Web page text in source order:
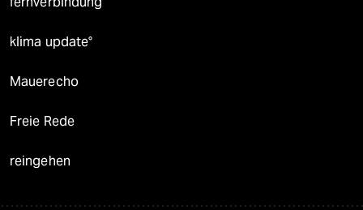
klima update°
Mauerecho
Freie Rede
reingehen